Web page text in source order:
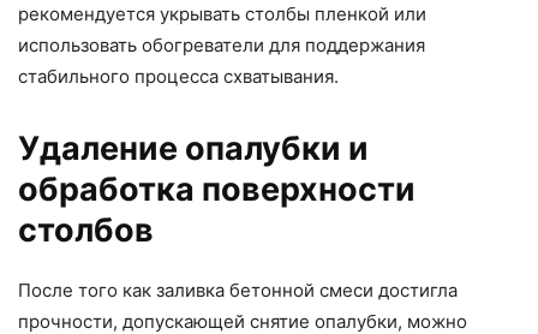
рекомендуется укрывать столбы пленкой или
использовать обогреватели для поддержания
стабильного процесса схватывания.
Удаление опалубки и
обработка поверхности
столбов
После того как заливка бетонной смеси достигла
прочности, допускающей снятие опалубки, можно